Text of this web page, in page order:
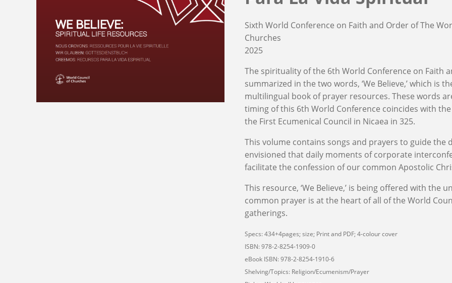
Sixth World Conference on Faith and Order of The
Churches
2025
The spirituality of the 6th World Conference on Faith
summarized in the two words, ‘We Believe,’ which is
multilingual book of prayer resources. These words
timing of this 6th World Conference coincides with
the First Ecumenical Council in Nicaea in 325.
This volume contains songs and prayers to guide the
envisioned that daily moments of corporate
facilitate the confession of our common Apostolic
This resource, ‘We Believe,’ is being offered with the
common prayer is at the heart of all of the World
gatherings.
Specs: 434+4pages; size; Print and PDF; 4-colour cover
ISBN: 978-2-8254-1909-0
eBook ISBN: 978-2-8254-1910-6
Shelving/Topics: Religion/Ecumenism/Prayer